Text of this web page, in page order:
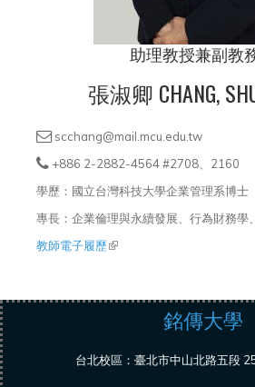
助理教授兼副教
張淑卿 CHANG,
scchang@mail.mcu.edu.tw
+886 2-2882-4564 #2708、2160
學歷：國立台灣科技大學企業管理系博士
專長：企業倫理與永續發展、行為財務學
教師電子履歷(link is external)
銘傳大學
台北校區：臺北市中山北路五段